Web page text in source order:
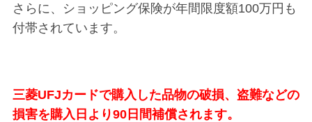
さらに、ショッピング保険が年間限度額100万円も
付帯されています。
三菱UFJカードで購入した品物の破損、盗難などの
損害を購入日より90日間補償されます。